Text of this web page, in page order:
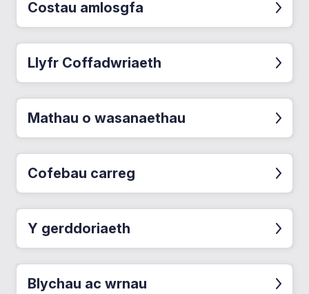
Costau amlosgfa
Llyfr Coffadwriaeth
Mathau o wasanaethau
Cofebau carreg
Y gerddoriaeth
Blychau ac wrnau